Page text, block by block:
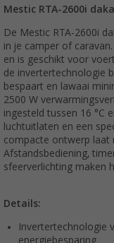
Mestic RTA-2600i
De Mestic RTA-2600i
in je camper of
en is geschikt voor
de invertertechnologie
bespaart en lawaai
2500 W
ingesteld tussen 16 °C
luchtuitlaten en een
compacte ontwerp laat
Afstandsbediening,
sfeerverlichting maken
Details:
Invertertechnologie
energiebesparing